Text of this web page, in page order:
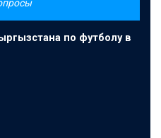
по футболу в